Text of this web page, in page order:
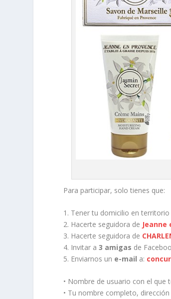
Para participar, solo tienes que:
1. Tener tu domicilio en territorio
2. Hacerte seguidora de Jeanne
3. Hacerte seguidora de
4. Invitar a3 amigas de
5. Enviarnos un e-mail a:
• Nombre de usuario con el que
• Tu nombre completo,